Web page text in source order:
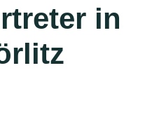
in